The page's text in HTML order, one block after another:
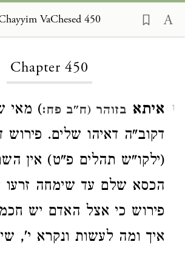
VaChesed 450
Chapter 450
1 איתא בזוהר (ח"ב פח:) מאי
דקוב"ה דאיהו שלים. פירוש
(ילקו"ש תהלים פ"ט) אין
הכסא שלם עד שימחה
פירוש כי אצל האדם יש
איך ומה לעשות ונקרא י',